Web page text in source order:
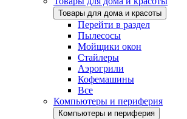
Товары для дома и красоты
Перейти в раздел
Пылесосы
Мойщики окон
Стайлеры
Аэрогрили
Кофемашины
Все
Компьютеры и периферия
Компьютеры и периферия